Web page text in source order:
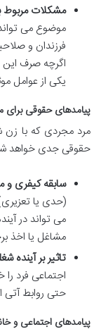
مشکلات مربوط
موضوع می
فرزندان و
اگرچه صرف
یکی از عوامل
پیامدهای حقوقی برای
مرد مجردی که با زن
حقوقی جدی خواهد
سابقه کیفری
(حدی یا
می تواند در
مشاغل یا اخذ
تاثیر بر آینده
اجتماعی فرد را
حتی روابط آتی
پیامدهای اجتماعی و